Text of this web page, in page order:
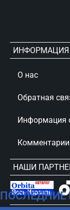
ПОСЛЕДНИЕ
ИНФОРМАЦИЯ
О нас
Обратная
Информация
НАШИ